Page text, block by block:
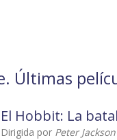
Últimas
El Hobbit: La
Dirigida por Peter Jackson